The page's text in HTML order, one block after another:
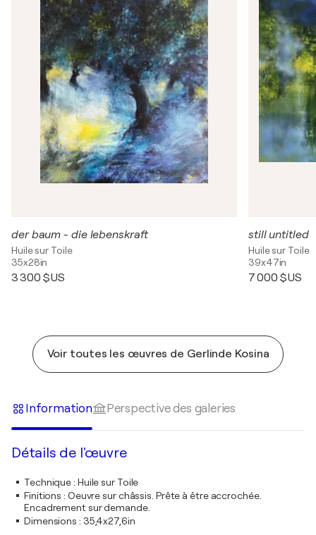
der baum - die lebenskraft
Huile sur Toile
35x28in
3 300 $US
still untitled
Huile sur Toile
39x47in
7 000 $US
Voir toutes les œuvres de Gerlinde Kosina
Information Perspective des galeries
Détails de l'œuvre
Technique: Huile sur Toile
Finitions : Oeuvre sur châssis. Prête à être accrochée.
Encadrement sur demande.
Dimensions : 35,4x27,6in